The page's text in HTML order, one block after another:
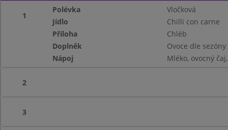
1
Polévka
Vločková
Jídlo
Chilli con carne
Příloha
Chléb
Doplněk
Ovoce dle sezóny
Nápoj
Mléko, ovocný
2
3